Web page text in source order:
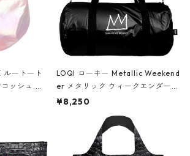
ートート
ッシュ.ル
グ グロスピ
LOQI ローキー Metallic Weekend
er メタリック ウィークエンダー
ボストンバッグ ショルダーバッグ
Black ジャン=ミッシェル・バスキ
ア/クラウン ブラック
¥8,250